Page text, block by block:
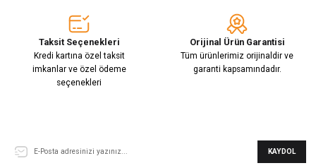
Taksit Seçenekleri
Kredi kartına özel taksit
imkanlar ve özel ödeme
seçenekleri
Orijinal Ürün Garantisi
Tüm ürünlerimiz orijinaldir ve
garanti kapsamındadır.
KAYDOL